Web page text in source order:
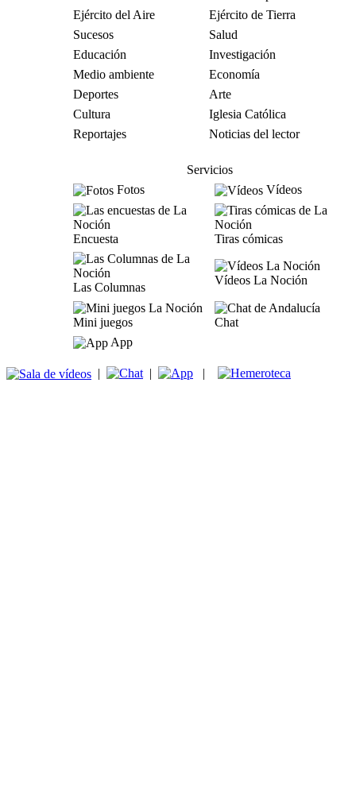
Ejército del Aire
Ejército de Tierra
Sucesos
Salud
Educación
Investigación
Medio ambiente
Economía
Deportes
Arte
Cultura
Iglesia Católica
Reportajes
Noticias del lector
Servicios
Fotos
Vídeos
Encuesta Tiras cómicas
Las Columnas
Vídeos La Noción
Mini juegos
Chat
App
| | |